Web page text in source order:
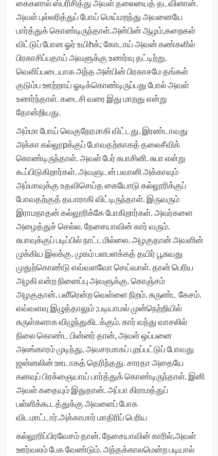
கைகளால் ஸ்பரிசித்து அவள் தலையைத் தடவினான்.
அவள் புல்லரித்துப் போய் மெய்மறந்து அவனையே
பார்த்துக் கொண்டிருந்தாள்.அன்பின் ஆழம்,கறைகள்
விட்டுப் போன ஓர் உயிhக்; கோடாய் அவன் கண்களில்
பிரகாசிப்பதாய் அவளுக்கு உணர்வு தட்டிற்று.
வெளிப்படையாக அந்த அன்பின் பிரகாசமே தங்கள்
குடும்ப ஊற்றாய் ஓடிக்கொண்டிருப்பது போல் அவள்
உணர்ந்தாள். கடைசி வரை இது மாறது என்று
தோன்றியது.
அம்மா போய் வெகுநேரமாகி விட்டது. இரண்டாவது
அக்கா கல்லூpக்குப் போவதற்காகத் தலைசீவிக்
கொண்டிருந்தாள். அவள் பேர் சுபாசினி. சுபா என்று
கூப்பிடுகிறார்கள். அவளுடன் பவானி அக்காவும்
அம்மாவுக்கு உதவிசெய்த கையோடு கல்லூரிக்குப்
போவதற்குத் தயாராகி விட்டிருந்தாள். இருவரும்
இராமநாதன் கல்லூரிக்கே போகிறார்கள். அவர்களை
அழைத்துச் செல்ல. நேசையாவின் கார் வரும்.
சுபாவுக்குப் படிப்பில் நாட்டமில்லை. அழகுதான் அவளின்
முக்கிய இலக்கு. முகம் பளபளக்கத் தயிர் பூசுவது
முதுற்கொண்டு எவ்வளவோ செய்வாள். தான் பெரிய
அழகி என்ற நினைப்பு அவளுக்கு. கொஞ்சம்
அழகுதான். பளீரென்ற வெள்ளை நிறம். சுருண்ட கேசம்.
எவ்வளவு இழுத்தாலும் ;படியாமல் முன்நெற்றியில்
சுருள்களாக விழுந்துகிடக்கும். கார் வந்து வாசலில்
நிலை கொண்ட பின்னர் தான், அவள் ஒப்பனை
அலங்காரம் முடிந்து, அவசரமாகப் புறப்பட்டுப் போவது
ஜன்னலின் ஊடாகத் தெரிந்தது. சாரதா அதையே
கனவுப் பிரக்ஞையாய் பார்த்துக் கொண்டிருந்தாள். இனி
அவள் கதையும் இதுதான். அப்பா கிராமத்துப்
பள்ளிக்கூடத்துக்கு அவளைப் போக
விடமாட்டார்.அக்காமார் மாதிரிப் பெரிய
கல்லூரிப்பிரவேசம் தான். நேசையாவின் காரில்,அவள்
ஊர்வலம் பேக வேண்டும். அந்தக்காலமென்ற படியால்